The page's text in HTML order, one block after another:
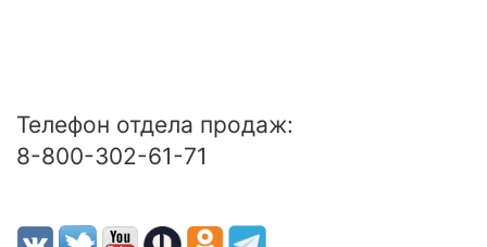
Телефон отдела продаж:
8-800-302-61-71